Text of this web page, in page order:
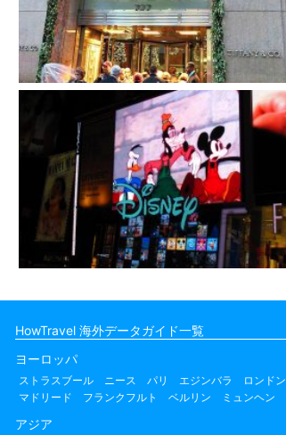
HowTravel 海外データガイド一覧
ヨーロッパ
ストラスブール ニース パリ エジンバラ ロンドン
マドリード
フランクフルト ベルリン ミュンヘン
アジア